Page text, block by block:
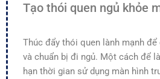
Tạo thói quen ngủ khỏe
Thúc đẩy thói quen lành mạnh
và chuẩn bị đi ngủ. Một cách để
hạn thời gian sử dụng màn hình